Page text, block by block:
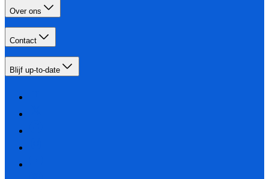
Over ons
Contact
Blijf up-to-date